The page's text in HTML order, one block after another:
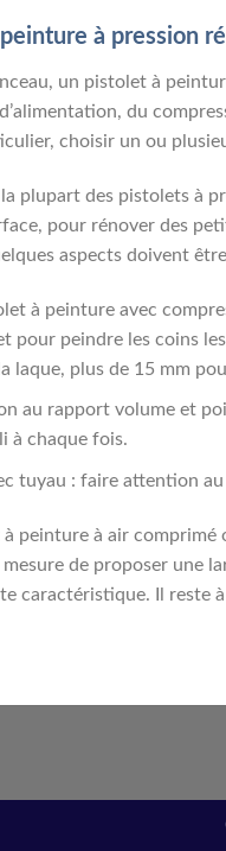
à pression
un pistolet à
du
choisir un ou
la plupart des pistolets
pour rénover des
aspects doivent
à peinture avec
pour peindre les coins
laque, plus de 15 mm
au rapport volume et
à chaque fois.
tuyau : faire attention
peinture à air
de proposer une
caractéristique. Il reste